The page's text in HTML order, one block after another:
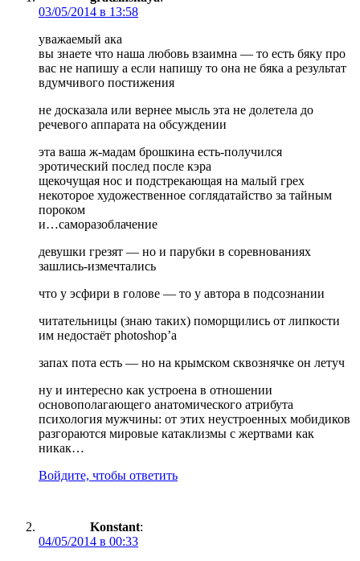
03/05/2014 в 13:58
уважаемый ака
вы знаете что наша любовь взаимна — то есть бяку про
вас не напишу а если напишу то она не бяка а результат
вдумчивого постижения
не досказала или вернее мысль эта не долетела до
речевого аппарата на обсуждении
эта ваша ж-мадам брошкина есть-получился
эротический послед после кэра
щекочущая нос и подстрекающая на малый грех
некоторое художественное соглядатайство за тайным
пороком
и…саморазоблачение
девушки грезят — но и парубки в соревнованиях
зашлись-измечтались
что у эсфири в голове — то у автора в подсознании
читательницы (знаю таких) поморщились от липкости
им недостаёт photoshop’а
запах пота есть — но на крымском сквознячке он летуч
ну и интересно как устроена в отношении
основополагающего анатомического атрибута
психология мужчины: от этих неустроенных мобидиков
разгораются мировые катаклизмы с жертвами как
никак…
Войдите, чтобы ответить
Konstant:
04/05/2014 в 00:33